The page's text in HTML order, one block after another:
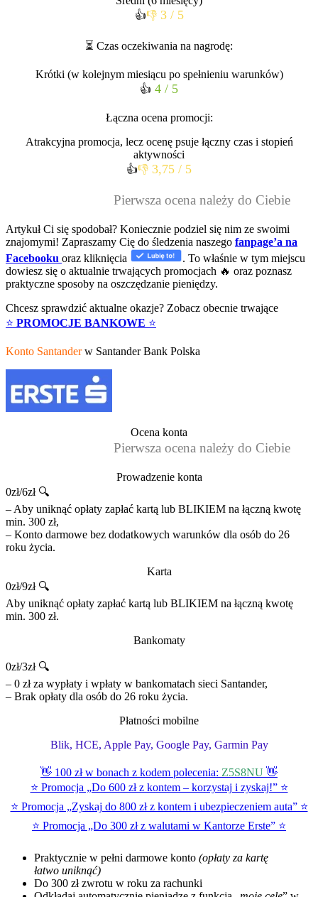
👍👎3 / 5
⏳ Czas oczekiwania na nagrodę:
Krótki (w kolejnym miesiącu po spełnieniu warunków)
👍 4 / 5
Łączna ocena promocji:
Atrakcyjna promocja, lecz ocenę psuje łączny czas i stopień
aktywności
👍👎 3,75 / 5
Pierwsza ocena należy do Ciebie
Artykuł Ci się spodobał? Koniecznie podziel się nim ze swoimi
znajomymi! Zapraszamy Cię do śledzenia naszego fanpage’a na
Facebooku oraz kliknięcia
. To właśnie w tym miejscu
dowiesz się o aktualnie trwających promocjach 🔥 oraz poznasz
praktyczne sposoby na oszczędzanie pieniędzy.
Chcesz sprawdzić aktualne okazje? Zobacz obecnie trwające
⭐ PROMOCJE BANKOWE ⭐
Konto Santanderw Santander Bank Polska
Ocena konta
Pierwsza ocena należy do Ciebie
Prowadzenie konta
0zł/6zł 🔍
– Aby uniknąć opłaty zapłać kartą lub BLIKIEM na łączną kwotę
min. 300 zł,
– Konto darmowe bez dodatkowych warunków dla osób do 26
roku życia.
Karta
0zł/9zł 🔍
Aby uniknąć opłaty zapłać kartą lub BLIKIEM na łączną kwotę
min. 300 zł.
Bankomaty
0zł/3zł 🔍
– 0 zł za wypłaty i wpłaty w bankomatach sieci Santander,
– Brak opłaty dla osób do 26 roku życia.
Płatności mobilne
Blik, HCE, Apple Pay, Google Pay, Garmin Pay
👋 100 zł w bonach z kodem polecenia: Z5S8NU 👋
⭐ Promocja „Do 600 zł z kontem – korzystaj i zyskaj!” ⭐
⭐ Promocja „Zyskaj do 800 zł z kontem i ubezpieczeniem auta” ⭐
⭐ Promocja „Do 300 zł z walutami w Kantorze Erste” ⭐
Praktycznie w pełni darmowe konto (opłaty za kartę
łatwo uniknąć)
Do 300 zł zwrotu w roku za rachunki